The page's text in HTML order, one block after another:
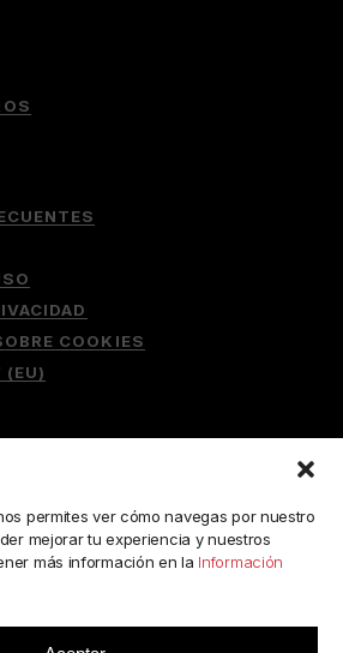
permites ver cómo navegas por nuestro
mejorar tu experiencia y nuestros
más información en la Información
COOKIES
(EU)